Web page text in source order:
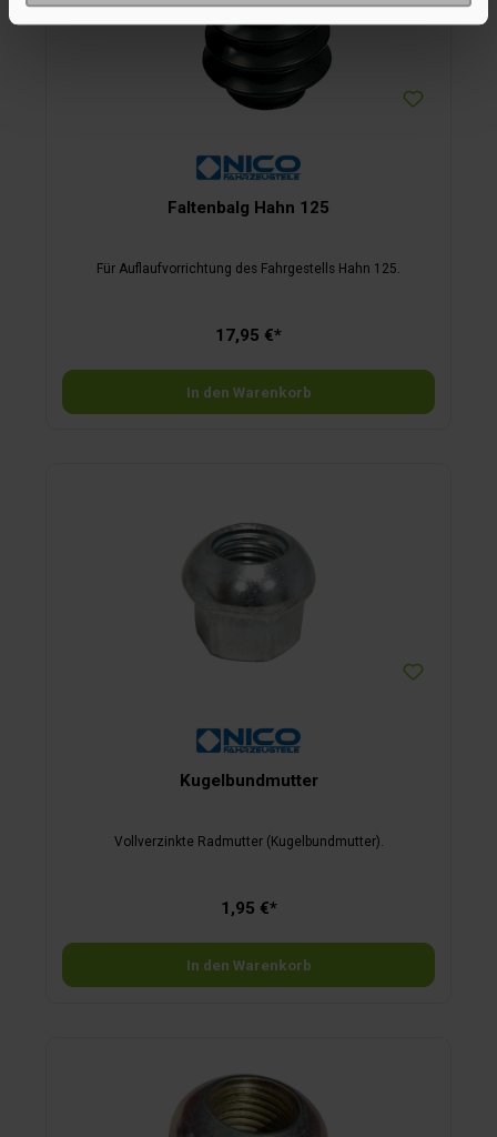
Faltenbalg Hahn 125
Für Auflaufvorrichtung des Fahrgestells Hahn 125.
17,95 €*
In den Warenkorb
Kugelbundmutter
Vollverzinkte Radmutter (Kugelbundmutter).
1,95 €*
In den Warenkorb